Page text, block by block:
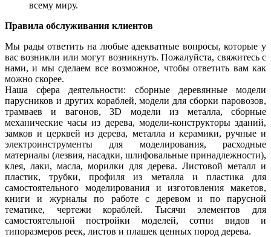
всему миру.
Правила обслуживания клиентов
Мы рады ответить на любые адекватные вопросы, которые у
вас возникли или могут возникнуть. Пожалуйста, свяжитесь с
нами, и мы сделаем все возможное, чтобы ответить вам как
можно скорее.
Наша сфера деятельности: сборные деревянные модели
парусников и других кораблей, модели для сборки паровозов,
трамваев и вагонов, 3D модели из металла, сборные
механические часы из дерева, модели-конструкторы зданий,
замков и церквей из дерева, металла и керамики, ручные и
электроинструменты для моделирования, расходные
материалы (лезвия, насадки, шлифовальные принадлежности),
клея, лаки, масла, морилки для дерева. Листовой металл и
пластик, трубки, профиля из металла и пластика для
самостоятельного моделирования и изготовления макетов,
книги и журналы по работе с деревом и по парусной
тематике, чертежи кораблей. Тысячи элементов для
самостоятельной постройки моделей, сотни видов и
типоразмеров реек, листов и плашек ценных пород дерева.